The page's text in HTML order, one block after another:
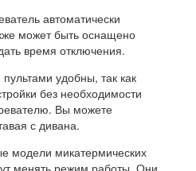
автоматически
может быть оснащено
время отключения.
удобны, так как
без необходимости
Вы можете
с дивана.
модели микатермических
менять режим работы. Они